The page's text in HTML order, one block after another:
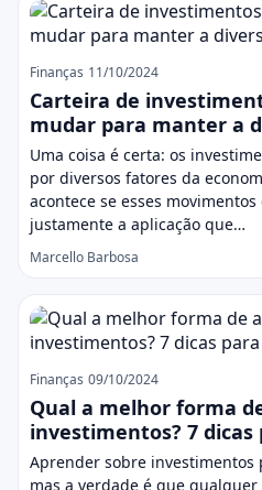
Finanças 11/10/2024
Carteira de
mudar para manter a
Uma coisa é certa: os
por diversos fatores da
acontece se esses
justamente a aplicação que…
Marcello Barbosa
Finanças 09/10/2024
Qual a melhor forma
investimentos? 7 dicas
Aprender sobre investimentos
mas a verdade é que qualquer